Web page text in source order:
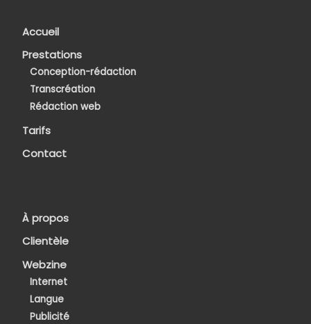
Accueil
Prestations
Conception-rédaction
Transcréation
Rédaction web
Tarifs
Contact
À propos
Clientèle
Webzine
Internet
Langue
Publicité